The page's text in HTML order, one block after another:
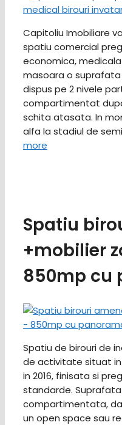
Capitoliu Imobiliare
spatiu comercial
economica,
masoara o
dispus pe 2 nivele
compartimentat
schita atasata. In
alfa la stadiul de
more
Spatiu
+mobilier
850mp cu
Spatiu de birouri de
de activitate situat
in 2016, finisata si
standarde.
compartimentata,
un open space sau